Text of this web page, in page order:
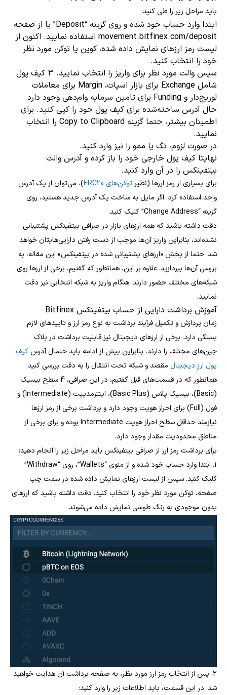
باید مراحل زیر را طی کنید:
ابتدا وارد حساب خود شده و روی گزینه “Deposit” یا از صفحه
movement.bitfinex.com/deposit استفاده نمایید. اکنون از
لیست رمز ارزهای نمایش داده شده، کوین یا توکن مورد نظر
خود را انتخاب کنید.
سپس والت مورد نظر برای واریز را انتخاب نمایید. 3 کیف پول
شامل Exchange برای بازار اسپات، Margin برای معاملات
لوریج‌دار و Funding برای تامین سرمایه وام‌دهی وجود دارد.
حال آدرس ساخته‌شده برای کیف پول خود را کپی کنید. برای
اطمینان بیشتر، حتما گزینه Copy to Clipboard را انتخاب
نمایید.
در صورت لزوم، تگ یا ممو را نیز وارد کنید.
نهایتا کیف پول خارجی خود را باز کرده و آدرس والت
بیتفینکس را در آن وارد کنید.
برای بسیاری از رمز ارزها (نظیرتوکن‌های ERC20
)، می‌توان از یک آدرس
واحد استفاده کرد. اگر مایل به ساخت یک آدرس جدید هستید، روی
گزینه “Change Address” کلیک کنید.
دقت داشته باشید که همه ارزهای بازار در صرافی بیتفینکس پشتیبانی
نشده‌اند، بنابراین واریز آن‌ها موجب از دست رفتن دارایی‌هایتان خواهد
شد. حتما از بخش «ارزهای پشتیبانی شده در بیتفینکس» این مقاله، به
بررسی آن‌ها بپردازید. علاوه بر این، همانطور که گفتیم، برخی از ارزها روی
شبکه‌های مختلف حضور دارند. هنگام واریز به شبکه انتخابی نیز دقت
نمایید.
آموزش برداشت دارایی از حساب بیتفینکس Bitfinex
زمان پردازش و تکمیل فرآیند برداشت به نوع رمز ارز و تاییدهای لازم
بستگی دارد. برخی از ارزهای دیجیتال نیز قابلیت برداشت در بلاک
چین‌های مختلف را دارند، بنابراین پیش از ادامه باید حتمال آدرس کیف
پول ارز دیجیتال مقصد و شبکه تحت انتقال را به دقت بررسی کنید.
همانطور که در قسمت‌های قبل گفتیم، در این صرافی، 4 سطح بیسیک
(Basic)، بیسیک پلاس (Basic Plus)، اینترمدییت (Intermediate) و
فول (Full) برای احراز هویت وجود دارد و برداشت برخی از رمز ارزها
نیازمند حداقل سطح احراز هویت Intermediate بوده و برای برخی از
مناطق محدودیت مقدار وجود دارد.
برای برداشت رمز ارز از صرافی بیتفینکس باید مراحل زیر را انجام دهید:
1. ابتدا وارد حساب خود شده و از منوی “Wallets”، روی “Withdraw”
کلیک کنید. سپس از لیست ارزهای نمایش داده شده در سمت چپ
صفحه، توکن مورد نظر خود را انتخاب کنید. دقت داشته باشید که ارزهای
بدون موجودی به رنگ طوسی نمایش داده می‌شوند.
2. پس از انتخاب رمز ارز مورد نظر، به صفحه برداشت آن هدایت خواهید
شد. در این قسمت، باید اطلاعات زیر را وارد کنید: